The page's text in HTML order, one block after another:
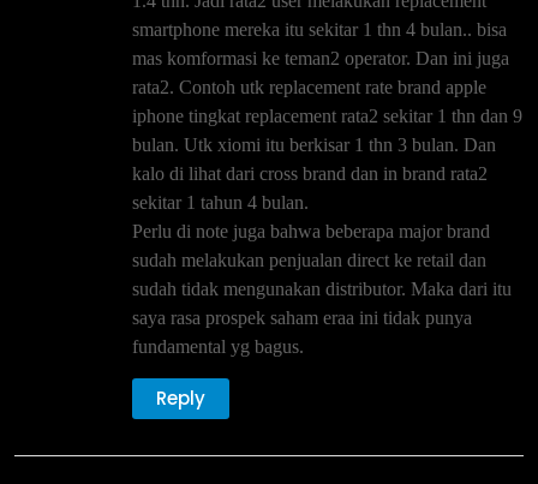
smartphone mereka itu sekitar 1 thn 4 bulan.. bisa
mas komformasi ke teman2 operator. Dan ini juga
rata2. Contoh utk replacement rate brand apple
iphone tingkat replacement rata2 sekitar 1 thn dan 9
bulan. Utk xiomi itu berkisar 1 thn 3 bulan. Dan
kalo di lihat dari cross brand dan in brand rata2
sekitar 1 tahun 4 bulan.
Perlu di note juga bahwa beberapa major brand
sudah melakukan penjualan direct ke retail dan
sudah tidak mengunakan distributor. Maka dari itu
saya rasa prospek saham eraa ini tidak punya
fundamental yg bagus.
Reply